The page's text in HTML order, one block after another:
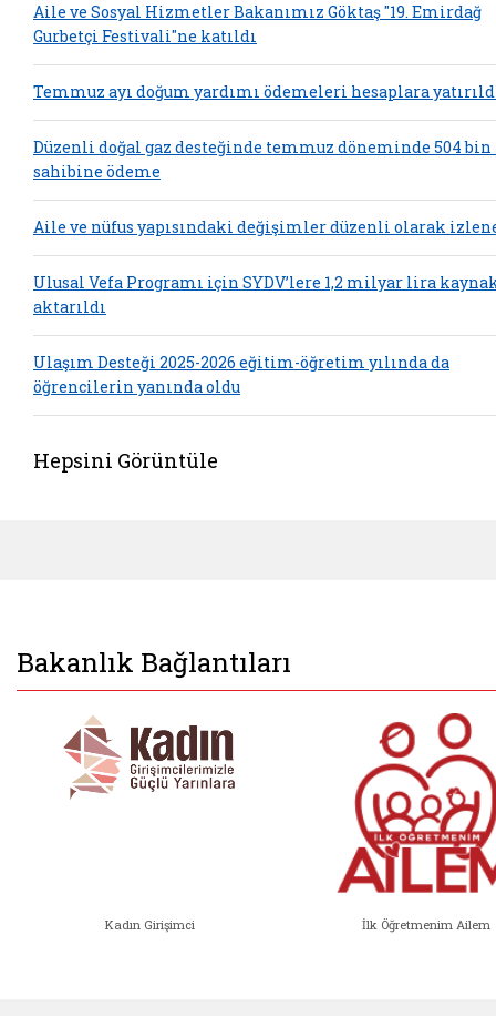
Aile ve Sosyal Hizmetler Bakanımız Göktaş "19. Emirdağ
Gurbetçi Festivali"ne katıldı
Temmuz ayı doğum yardımı ödemeleri hesaplara
Düzenli doğal gaz desteğinde temmuz döneminde 504
sahibine ödeme
Aile ve nüfus yapısındaki değişimler düzenli olarak
Ulusal Vefa Programı için SYDV’lere 1,2 milyar lira
aktarıldı
Ulaşım Desteği 2025-2026 eğitim-öğretim yılında da
öğrencilerin yanında oldu
Hepsini Görüntüle
Bakanlık Bağlantıları
Kadın Girişimci İlk Öğretmenim Ailem